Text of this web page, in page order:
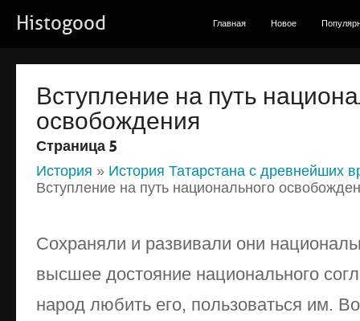
Histogood Главная Новое
Вступление на путь
освобождения
Страница 5
История » История Татарстана с древнейших
Вступление на путь национального
Сохраняли и развивали они
высшее достояние национального
народ любить его, пользоваться им.